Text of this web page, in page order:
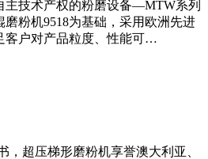
主技术产权的粉磨设备—MTW系列
磨粉机9518为基础，采用欧洲先进
客户对产品粒度、性能可…
，超压梯形磨粉机享誉澳大利亚、